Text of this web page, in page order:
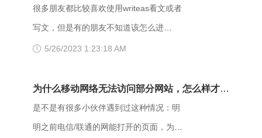
Forbidden是HTTP协议中的一个状态码
(Status Code)。可以简单的理解为没有权
限访问此站。该状态表示服务器理解了本
重发给服务器。在HTTP请求的方法不
是“HEAD”，并且服务器想让客户端知道为
什么没有权限的情况下，服务器应该在返
很多朋友都比较喜欢使用writeas看文或者
写文，但是有的朋友不知道该怎么进
writeas，或者是遇到网站打不开的情况。
有用的解决方法，大家可以试试看。
【解决方法】 （一）、更换网址后缀 有
很多用户发现收藏夹里的writeas网站打不
5/26/2023 1:23:18 AM
为什么移动网络无法访问部分网站，怎么样才能
解决呢？
是不是有很多小伙伴遇到过这种情况：明
明之前电信/联通的网能打开的页面，为什